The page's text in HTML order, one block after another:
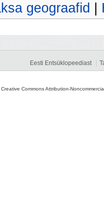
geograafid
Eesti Entsüklopeediast
Commons Attribution-